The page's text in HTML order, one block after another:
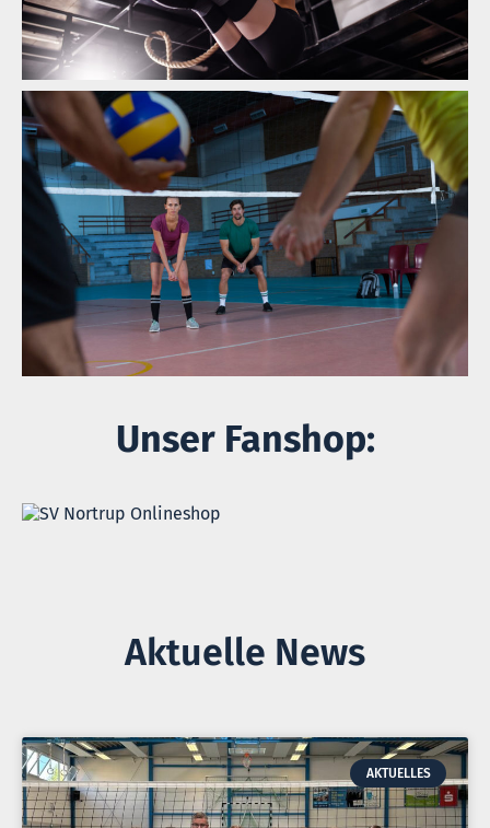
Unser Fanshop:
Aktuelle News
AKTUELLES